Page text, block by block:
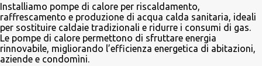
Installiamo pompe di calore per riscaldamento,
raffrescamento e produzione di acqua calda sanitaria, ideali
per sostituire caldaie tradizionali e ridurre i consumi di gas.
Le pompe di calore permettono di sfruttare energia
rinnovabile, migliorando l’efficienza energetica di abitazioni,
aziende e condomìni.